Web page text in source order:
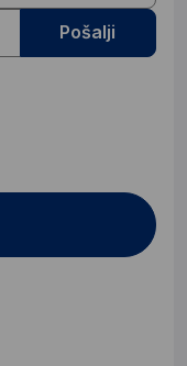
Pošalji